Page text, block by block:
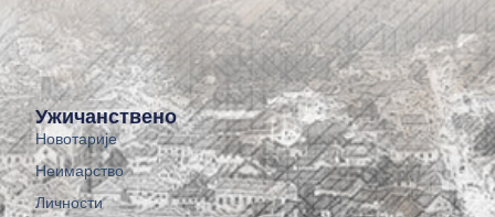
Ужичанствено
Новотарије
Неимарство
Личности